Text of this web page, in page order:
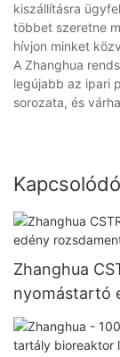
kiszállításra
többet szeretne
hívjon minket
A Zhanghua
legújabb az ipari
sorozata, és
Zhanghua
nyomástartó
készült,